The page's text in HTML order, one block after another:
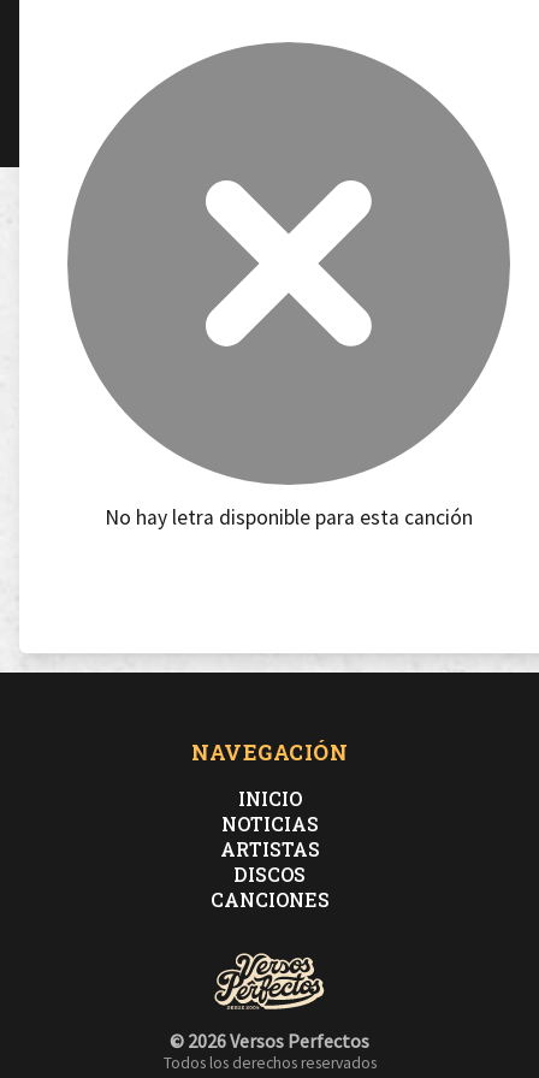
No hay letra disponible para esta canción
NAVEGACIÓN
INICIO
NOTICIAS
ARTISTAS
DISCOS
CANCIONES
© 2026 Versos Perfectos
Todos los derechos reservados